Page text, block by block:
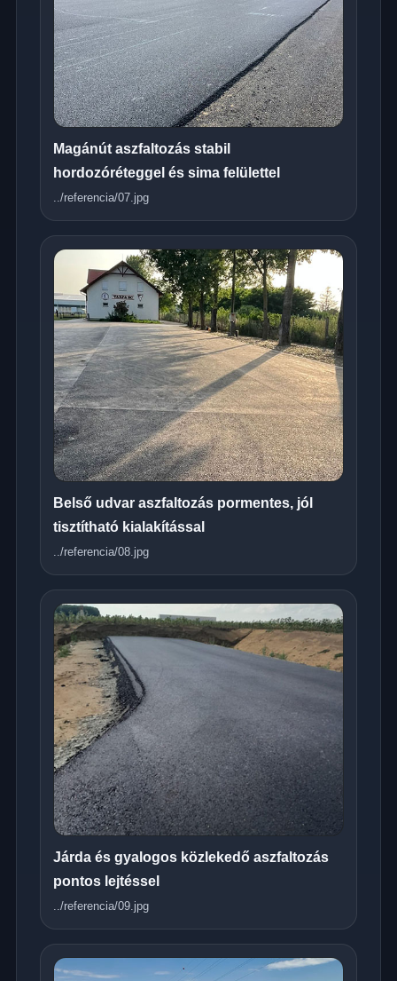
Magánút aszfaltozás stabil
hordozóréteggel és sima felülettel
../referencia/07.jpg
Belső udvar aszfaltozás pormentes, jól
tisztítható kialakítással
../referencia/08.jpg
Járda és gyalogos közlekedő aszfaltozás
pontos lejtéssel
../referencia/09.jpg